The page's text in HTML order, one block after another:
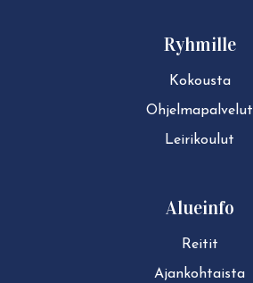
Ryhmille
Kokousta
Ohjelmapalvelut
Leirikoulut
Alueinfo
Reitit
Ajan­koh­tais­ta